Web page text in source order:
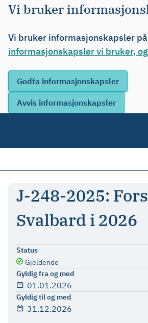
Vi bruker
Vi bruker informasjonskapsler
informasjonskapsler vi bruker,
J-248-2025:
Svalbard i 2026
Status
Gjeldende
Gyldig fra og med
01.01.2026
Gyldig til og med
31.12.2026